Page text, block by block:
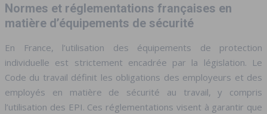
Normes et réglementations françaises en
matière d’équipements de sécurité
En France, l’utilisation des équipements de protection
individuelle est strictement encadrée par la législation. Le
Code du travail définit les obligations des employeurs et des
employés en matière de sécurité au travail, y compris
l’utilisation des EPI. Ces réglementations visent à garantir que